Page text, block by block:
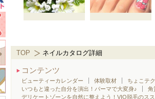
TOP ネイルカタログ詳細
コンテンツ
ビューティーカレンダー 体験取材 ちょこテク
いつもと違った自分を演出！パーマで大変身♪
角
デリケートゾーンを自然に整えよう！VIO脱毛のスス